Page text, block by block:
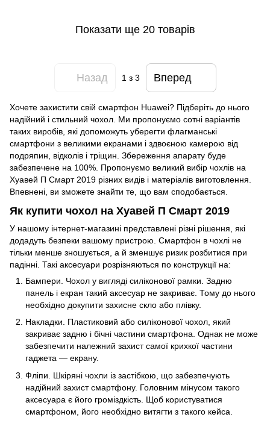
Показати ще 20 товарів
Назад 1з 3 Вперед
Хочете захистити свій смартфон Huawei? Підберіть до нього
надійний і стильний чохол. Ми пропонуємо сотні варіантів
таких виробів, які допоможуть уберегти флагманські
смартфони з великими екранами і здвоєною камерою від
подряпин, відколів і тріщин. Збереження апарату буде
забезпечене на 100%. Пропонуємо великий вибір чохлів на
Хуавей П Смарт 2019 різних видів і матеріалів виготовлення.
Впевнені, ви зможете знайти те, що вам сподобається.
Як купити чохол на Хуавей П Смарт 2019
У нашому інтернет-магазині представлені різні рішення, які
додадуть безпеки вашому пристрою. Смартфон в чохлі не
тільки менше зношується, а й зменшує ризик розбитися при
падінні. Такі аксесуари розрізняються по конструкції на:
Бампери. Чохол у вигляді силіконової рамки. Задню
панель і екран такий аксесуар не закриває. Тому до нього
необхідно докупити захисне скло або плівку.
Накладки. Пластиковий або силіконової чохол, який
закриває задню і бічні частини смартфона. Однак не може
забезпечити належний захист самої крихкої частини
гаджета — екрану.
Фліпи. Шкіряні чохли із застібкою, що забезпечують
надійний захист смартфону. Головним мінусом такого
аксесуара є його громіздкість. Щоб користуватися
смартфоном, його необхідно витягти з такого кейса.